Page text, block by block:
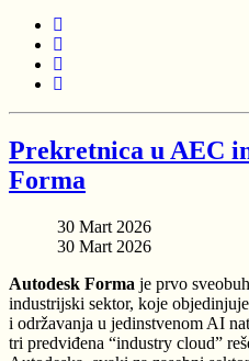
Prekretnica u AEC
Forma
30 Mart 2026
30 Mart 2026
Autodesk Forma je prvo
industrijski sektor, koje
i održavanja u jedinstvenom AI
tri predviđena “industry cloud”